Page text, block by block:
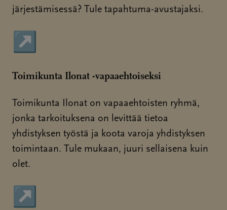
järjestämisessä? Tule tapahtuma-avustajaksi.
Sivu avautuu uudessa ikkunassa
↗
Toimikunta Ilonat -vapaaehtoiseksi
Toimikunta Ilonat on vapaaehtoisten ryhmä,
jonka tarkoituksena on levittää tietoa
yhdistyksen työstä ja koota varoja yhdistyksen
toimintaan. Tule mukaan, juuri sellaisena kuin
olet.
Sivu avautuu uudessa ikkunassa
↗